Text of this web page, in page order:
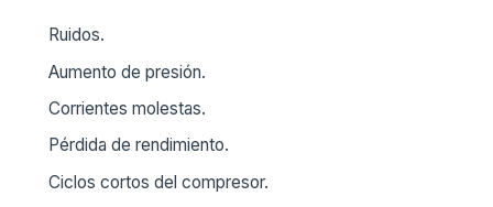
Ruidos.
Aumento de presión.
Corrientes molestas.
Pérdida de rendimiento.
Ciclos cortos del compresor.